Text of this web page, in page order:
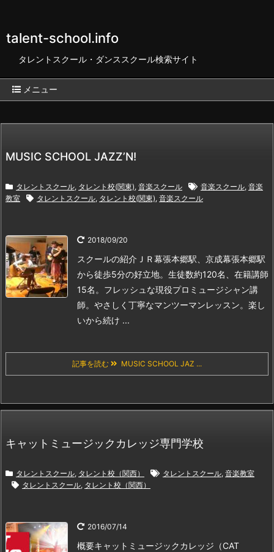
talent-school.info
タレントスクール・ダンススクール検索サイト
メニュー
MUSIC SCHOOL JAZZ’N!
タレントスクール, タレント校(関東), 音楽スクール 音楽スクール, 音楽
教室
タレントスクール, タレント校(関東), 音楽スクール
2018/09/20
スクールの紹介 ＪＲ幕張本郷駅、京成幕張本郷駅
から徒歩5分の好立地。 生徒数約120名、在籍講師
15名。 フレッシュな現役プロミュージシャン講
師。 やさしく丁寧なマンツーマンレッスン。 楽し
いから続け ...
記事を読む MUSIC SCHOOL JAZ ...
キャットミュージックカレッジ専門学校
タレントスクール, タレント校（関西） タレントスクール, 音楽教室
タレントスクール, タレント校（関西）
2016/07/14
概要キャットミュージックカレッジ（CAT